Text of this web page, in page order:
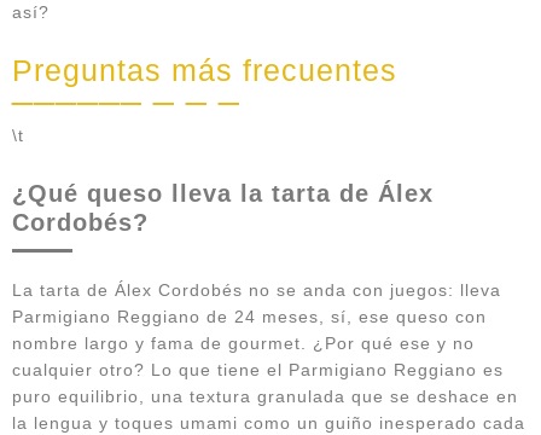
así?
Preguntas más frecuentes
\t
¿Qué queso lleva la tarta de Álex
Cordobés?
La tarta de Álex Cordobés no se anda con juegos: lleva
Parmigiano Reggiano de 24 meses, sí, ese queso con
nombre largo y fama de gourmet. ¿Por qué ese y no
cualquier otro? Lo que tiene el Parmigiano Reggiano es
puro equilibrio, una textura granulada que se deshace en
la lengua y toques umami como un guiño inesperado cada